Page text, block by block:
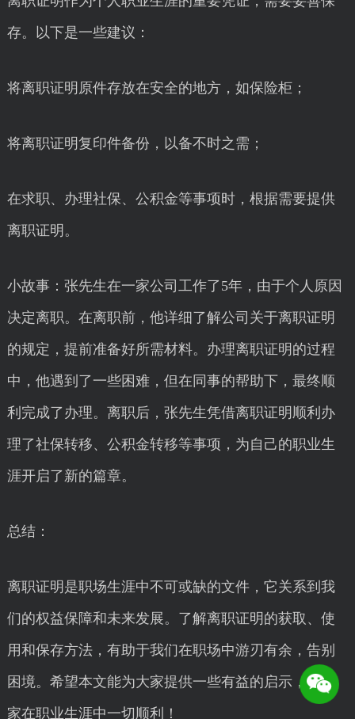
存。以下是一些建议：
将离职证明原件存放在安全的地方，如保险柜；
将离职证明复印件备份，以备不时之需；
在求职、办理社保、公积金等事项时，根据需要提供
离职证明。
小故事：张先生在一家公司工作了5年，由于个人原因
决定离职。在离职前，他详细了解公司关于离职证明
的规定，提前准备好所需材料。办理离职证明的过程
中，他遇到了一些困难，但在同事的帮助下，最终顺
利完成了办理。离职后，张先生凭借离职证明顺利办
理了社保转移、公积金转移等事项，为自己的职业生
涯开启了新的篇章。
总结：
离职证明是职场生涯中不可或缺的文件，它关系到我
们的权益保障和未来发展。了解离职证明的获取、使
用和保存方法，有助于我们在职场中游刃有余，告别
困境。希望本文能为大家提供一些有益的启示，祝大
家在职业生涯中一切顺利！